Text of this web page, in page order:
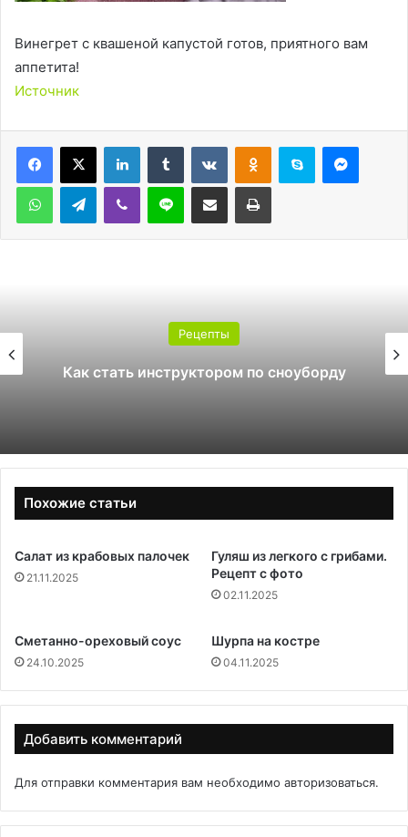
Винегрет с квашеной капустой готов, приятного вам
аппетита!
Источник
LinkedInTumblr ВконтактеОдноклассники
Skype
WhatsAppTelegramViber Line Поделиться через электронную почту Печатать
Рецепты
Как стать инструктором по сноуборду
Похожие статьи
Салат из крабовых палочек
21.11.2025
Гуляш из легкого с грибами.
Рецепт с фото
02.11.2025
Сметанно-ореховый соус
24.10.2025
Шурпа на костре
04.11.2025
Добавить комментарий
Для отправки комментария вам необходимо авторизоваться.